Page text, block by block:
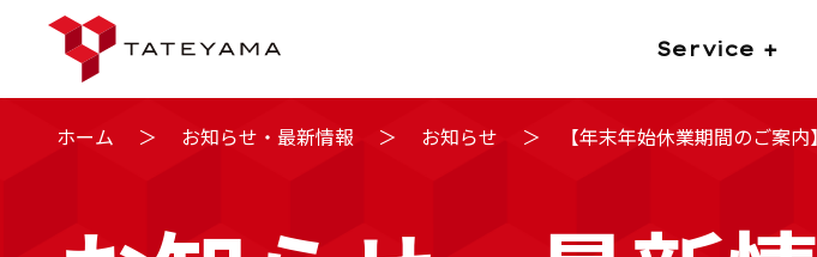
Service +
ホーム ＞ お知らせ・最新情報 ＞ お知らせ ＞ 【年末年始休業期間のご案内】